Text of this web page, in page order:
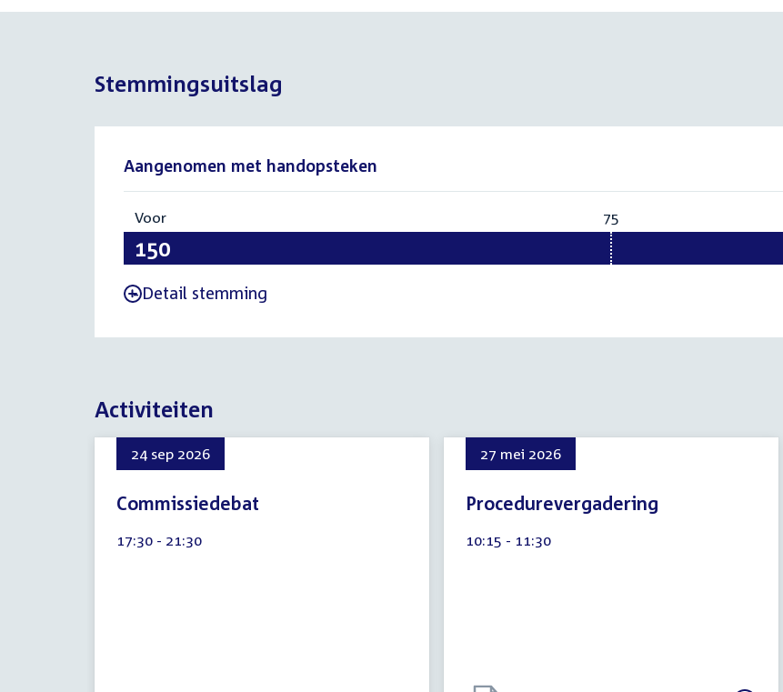
Stemmingsuitslag
Aangenomen met handopsteken
Voor
150
75
- Detail stemming
Activiteiten
24 sep 2026
Commissiedebat
augustus
Tijd
17:30 - 21:30
27 mei 2026
Procedurevergadering
augustus
Tijd
10:15 - 11:30